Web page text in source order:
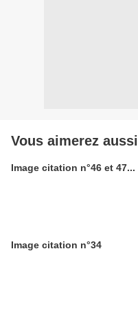
Vous aimerez aussi
Image citation n°46 et 47...
Image citation n°34